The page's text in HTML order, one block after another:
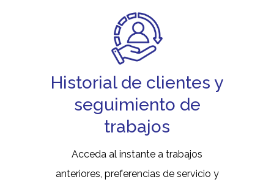
Historial de clientes y
seguimiento de
trabajos
Acceda al instante a trabajos
anteriores, preferencias de servicio y